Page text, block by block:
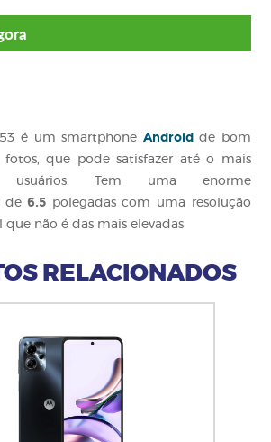
é um smartphone Android de bom
que pode satisfazer até o mais
usuários. Tem uma enorme
de6.5 polegadas com uma resolução
que não é das mais elevadas
RELACIONADOS